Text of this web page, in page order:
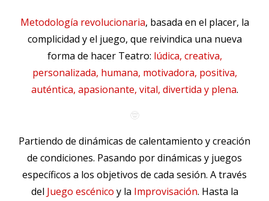
Metodología revolucionaria, basada en el placer, la
complicidad y el juego, que reivindica una nueva
forma de hacer Teatro: lúdica, creativa,
personalizada, humana, motivadora, positiva,
auténtica, apasionante, vital, divertida y plena.
Partiendo de dinámicas de calentamiento y creación
de condiciones. Pasando por dinámicas y juegos
específicos a los objetivos de cada sesión. A través
del Juego escénico y la Improvisación. Hasta la